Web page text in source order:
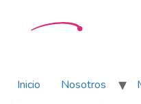
Inicio Nosotros